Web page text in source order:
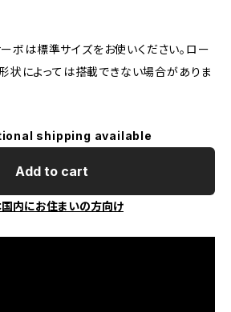
ーボは標準サイズをお使いください。ロー
状によっては搭載できない場合がありま
shipping available
Add to cart
国内にお住まいの方向け